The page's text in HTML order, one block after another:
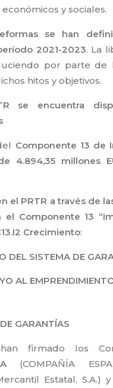
y sociales.
se han
2021-2023. La
por parte de
hitos y objetivos.
se encuentra
Componente 13 de
4.894,35 millones
el PRTR a través de
el Componente 13
Crecimiento:
DEL SISTEMA DE
AL
GARANTÍAS
firmado los
(COMPAÑÍA
Estatal, S.A.)